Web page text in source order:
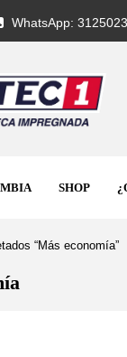
WhatsApp:
SHOP
“Más economía”